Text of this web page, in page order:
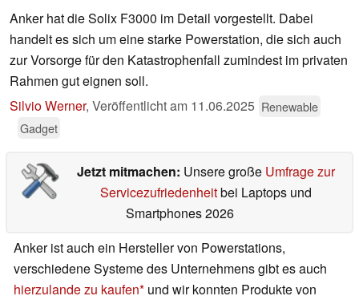
Anker hat die Solix F3000 im Detail vorgestellt. Dabei
handelt es sich um eine starke Powerstation, die sich auch
zur Vorsorge für den Katastrophenfall zumindest im privaten
Rahmen gut eignen soll.
Silvio Werner, Veröffentlicht am 11.06.2025 Renewable
Gadget
Jetzt mitmachen: Unsere große Umfrage zur
Servicezufriedenheitbei Laptops und
Smartphones 2026
Anker ist auch ein Hersteller von Powerstations,
verschiedene Systeme des Unternehmens gibt es auch
hierzulande zu kaufen und wir konnten Produkte von